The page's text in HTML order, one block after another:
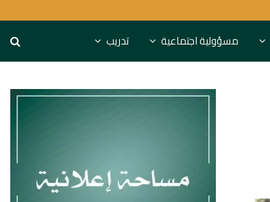
مسؤولية اجتماعية تدريب